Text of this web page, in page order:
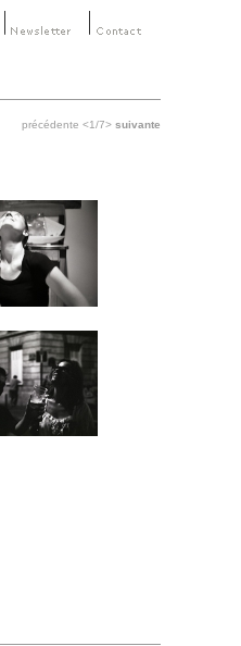
précédente <1/7> suivante